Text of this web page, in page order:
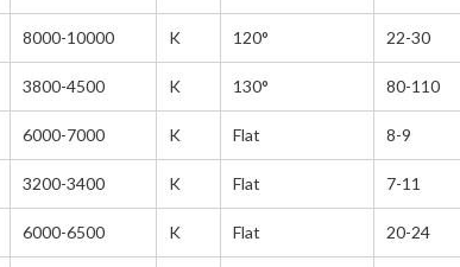
8000-10000 K 120° 22-30
3800-4500 K 130° 80-110
6000-7000 K Flat 8-9
3200-3400 K Flat 7-11
6000-6500 K Flat 20-24